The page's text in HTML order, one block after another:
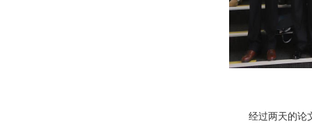
经过两天的论